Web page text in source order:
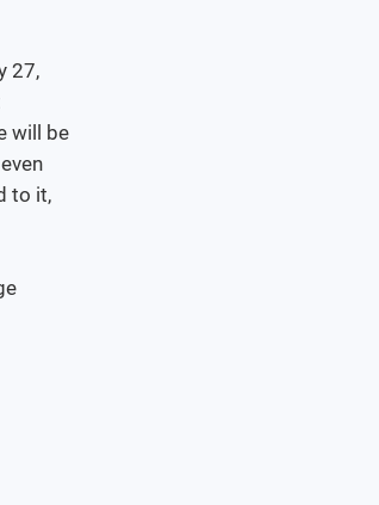
27,
will be
to it,